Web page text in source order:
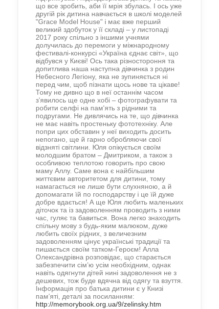
що все зробить, аби її мрія збулась. І ось уже
другій рік дитина навчається в школі моделей
"Grace Model House" і має вже перший
великий здобуток у її складі – у листопаді
2017 року спільно з іншими учнями
долучилась до перемоги у міжнародному
фестивалі-конкурсі «Україна єднає світ», що
відбувся у Києві! Ось така різностороння та
допитлива наша наступна дівчинка з родин
Небесного Легіону, яка не зупиняється ні
перед чим, щоб пізнати щось нове та цікаве!
Тому не дивно що в неї останнім часом
з’явилось ще одне хобі – фотографувати та
робити селфі на пам'ять з рідними та
подругами. Не дивлячись на те, що дівчинка
не має навіть простеньку фототехніку. Але
попри цих обставин у неї виходить досить
непогано, ще й гарно обробляючи свої
відзняті світлини. Юля опікується своїм
молодшим братом – Дмитриком, а також з
особливою теплотою говорить про свою
маму Аллу. Саме вона є найбільшим
життєвим авторитетом для дитини, тому
намагається не лише бути слухняною, а й
допомагати їй по господарству і це їй дуже
добре вдається! А ще Юля любить маленьких
діточок та із задоволенням проводить з ними
час, гуляє та бавиться. Вона легко знаходить
спільну мову з будь-яким малюком, дуже
любить своїх рідних, з величезним
задоволенням цінує українські традиції та
пишається своїм татком-Героєм! Алла
Олександрівна розповідає, що старається
забезпечити сім’ю усім необхідним, однак
навіть одягнути дітей нині задоволення не з
дешевих, тож буде вдячна від одягу та взуття.
Інформація про батька дитини є у Книзі
пам’яті, деталі за посиланням:
http://memorybook.org.ua/9/zelinsky.htm